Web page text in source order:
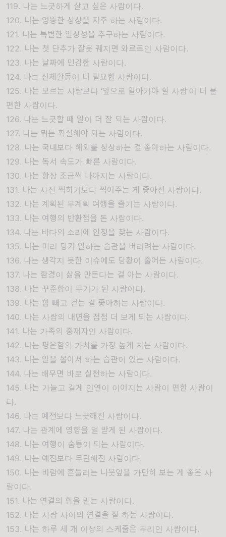
119. 나는 느긋하게 살고 싶은 사람이다.
120. 나는 엉뚱한 상상을 자주 하는 사람이다.
121. 나는 특별한 일상성을 추구하는 사람이다.
122. 나는 첫 단추가 잘못 꿰지면 와르르인 사람이다.
123. 나는 날짜에 민감한 사람이다.
124. 나는 신체활동이 더 필요한 사람이다.
125. 나는 모르는 사람보다 ‘앞으로 알아가야 할 사람’이 더 불
편한 사람이다.
126. 나는 느긋할 때 일이 더 잘 되는 사람이다.
127. 나는 뭐든 확실해야 되는 사람이다.
128. 나는 국내보다 해외를 상상하는 걸 좋아하는 사람이다.
129. 나는 독서 속도가 빠른 사람이다.
130. 나는 항상 조금씩 나아지는 사람이다.
131. 나는 사진 찍히기보다 찍어주는 게 좋아진 사람이다.
132. 나는 계획된 무계획 여행을 즐기는 사람이다.
133. 나는 여행의 반환점을 돈 사람이다.
134. 나는 바다의 소리에 안정을 찾는 사람이다.
135. 나는 미리 당겨 일하는 습관을 버리려는 사람이다.
136. 나는 생각지 못한 이슈에도 당황이 줄어든 사람이다.
137. 나는 환경이 삶을 만든다는 걸 아는 사람이다.
138. 나는 꾸준함이 무기가 된 사람이다.
139. 나는 힘 빼고 걷는 걸 좋아하는 사람이다.
140. 나는 사람의 내면을 점점 더 보게 되는 사람이다.
141. 나는 가족의 중재자인 사람이다.
142. 나는 평온함의 가치를 가장 높게 치는 사람이다.
143. 나는 일을 몰아서 하는 습관이 있는 사람이다.
144. 나는 배우면 바로 실천하는 사람이다.
145. 나는 가늘고 길게 인연이 이어지는 사람이 편한 사람이
다.
146. 나는 예전보다 느긋해진 사람이다.
147. 나는 관계에 영향을 덜 받게 된 사람이다.
148. 나는 여행이 숨통이 되는 사람이다.
149. 나는 예전보다 무던해진 사람이다.
150. 나는 바람에 흔들리는 나뭇잎을 가만히 보는 게 좋은 사
람이다.
151. 나는 연결의 힘을 믿는 사람이다.
152. 나는 사람 사이의 연결을 잘 하는 사람이다.
153. 나는 하루 세 개 이상의 스케줄은 무리인 사람이다.